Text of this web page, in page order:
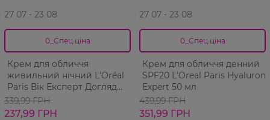
27 07 - 23 08
0_Спец.ціна
Крем для обличчя
живильний нічний L'Oréal
Paris Вік Експерт Догляд
339,99 ГРН
237,99 ГРН
27 07 - 23 08
0_Спец.ціна
Крем для обличчя денний
SPF20 L'Oreal Paris Hyaluron
Expert 50 мл
439,99 ГРН
351,99 ГРН